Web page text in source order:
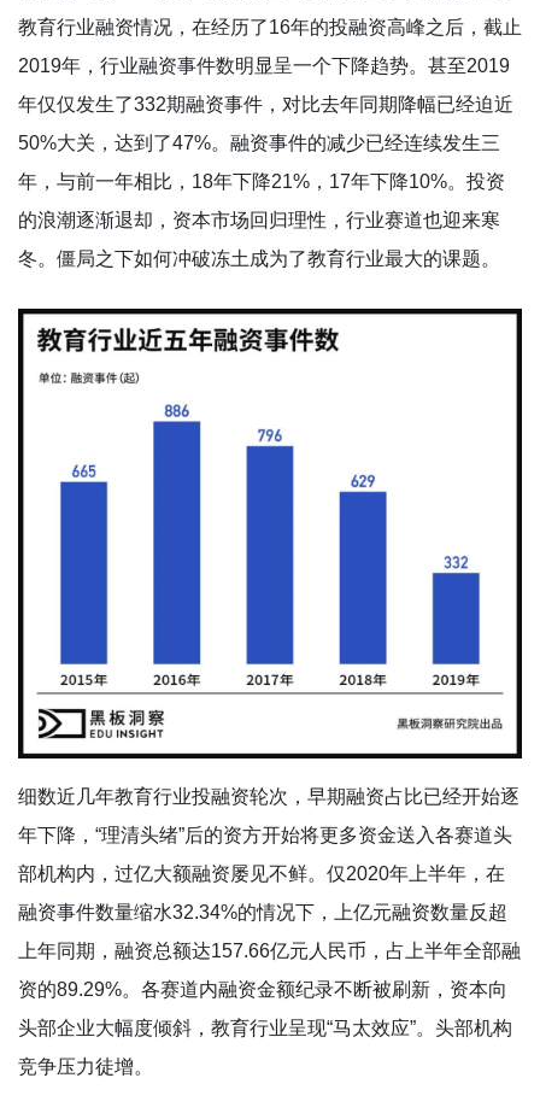
教育行业融资情况，在经历了16年的投融资高峰之后，截止
2019年，行业融资事件数明显呈一个下降趋势。甚至2019
年仅仅发生了332期融资事件，对比去年同期降幅已经迫近
50%大关，达到了47%。融资事件的减少已经连续发生三
年，与前一年相比，18年下降21%，17年下降10%。投资
的浪潮逐渐退却，资本市场回归理性，行业赛道也迎来寒
冬。僵局之下如何冲破冻土成为了教育行业最大的课题。
细数近几年教育行业投融资轮次，早期融资占比已经开始逐
年下降，“理清头绪”后的资方开始将更多资金送入各赛道头
部机构内，过亿大额融资屡见不鲜。仅2020年上半年，在
融资事件数量缩水32.34%的情况下，上亿元融资数量反超
上年同期，融资总额达157.66亿元人民币，占上半年全部融
资的89.29%。各赛道内融资金额纪录不断被刷新，资本向
头部企业大幅度倾斜，教育行业呈现“马太效应”。头部机构
竞争压力徒增。